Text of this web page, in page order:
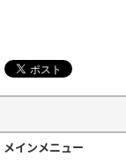
メインメニュー